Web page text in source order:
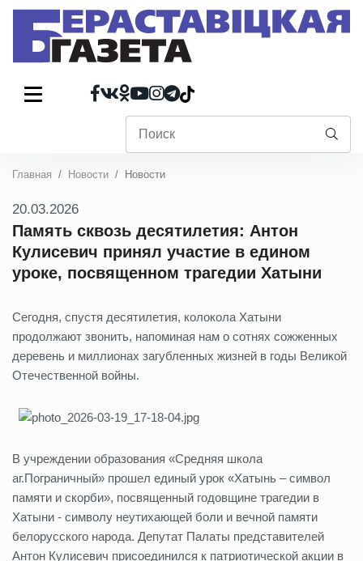
Главная Новости Новости
20.03.2026
Память сквозь десятилетия: Антон
Кулисевич принял участие в едином
уроке, посвященном трагедии Хатыни
Сегодня, спустя десятилетия, колокола Хатыни
продолжают звонить, напоминая нам о сотнях сожженных
деревень и миллионах загубленных жизней в годы Великой
Отечественной войны.
В учреждении образования «Cредняя школа
аг.Пограничный» прошел единый урок «Хатынь – символ
памяти и скорби», посвященный годовщине трагедии в
Хатыни - символу неутихающей боли и вечной памяти
белорусского народа. Депутат Палаты представителей
Антон Кулисевич присоединился к патриотической акции в